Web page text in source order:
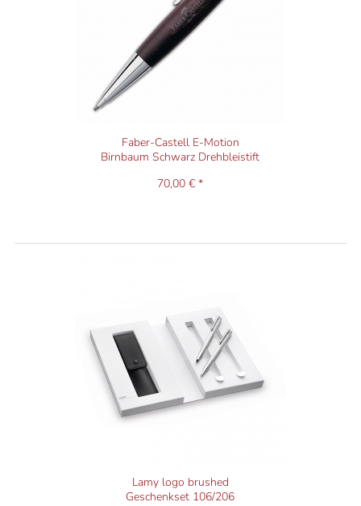
Faber-Castell E-Motion
Birnbaum Schwarz Drehbleistift
70,00 € *
Lamy logo brushed
Geschenkset 106/206